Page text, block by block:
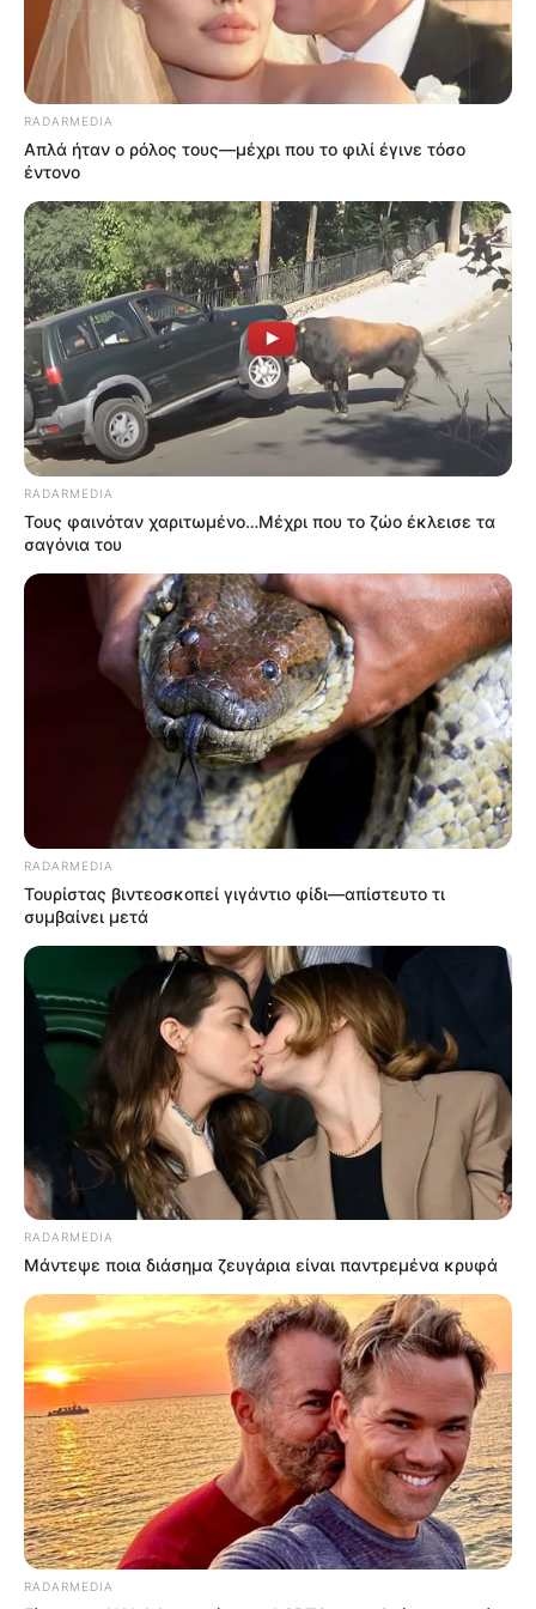
Περισσότερα νέα από την Εύβοια
Τραγωδία στη Χαλκίδα: Βρήκαν έναν άντρα
νεκρό
Πότε θα έρθει το ρεύμα στη Χαλκίδα;
Άντρας άφησε την τελευταία του πνοή σε
παραλία κοντά στη Χαλκίδα
Ακολουθήστε το evianews.com στοGoogle
News
ΤΑ ΠΙΟ ΔΗΜΟΦΙΛΗ
RADARMEDIA
Απλά ήταν ο ρόλος τους—μέχρι που το φιλί έγινε τόσο
έντονο
RADARMEDIA
Τους φαινόταν χαριτωμένο…Μέχρι που το ζώο έκλεισε τα
σαγόνια του
RADARMEDIA
Τουρίστας βιντεοσκοπεί γιγάντιο φίδι—απίστευτο τι
συμβαίνει μετά
RADARMEDIA
Μάντεψε ποια διάσημα ζευγάρια είναι παντρεμένα κρυφά
RADARMEDIA